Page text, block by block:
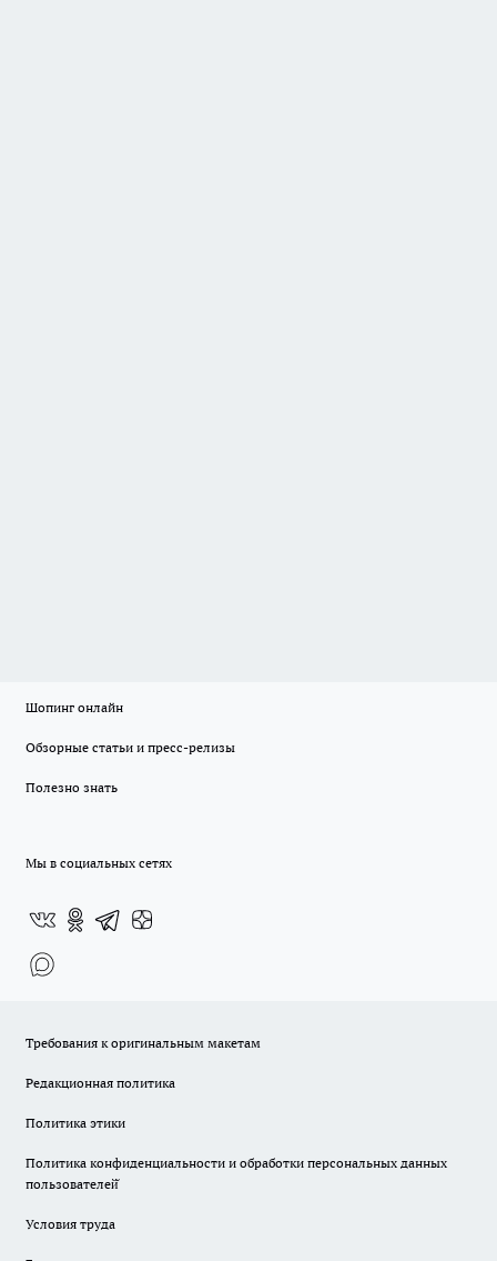
Шопинг онлайн
Обзорные статьи и пресс-релизы
Полезно знать
Мы в социальных сетях
Требования к оригинальным макетам
Редакционная политика
Политика этики
Политика конфиденциальности и обработки персональных данных
пользователей̆
Условия труда